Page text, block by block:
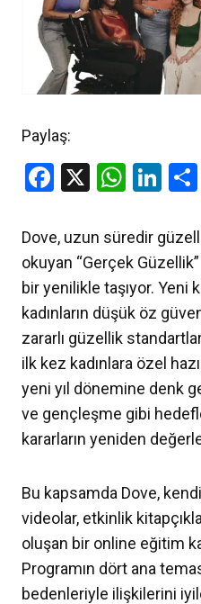
Paylaş:
Facebook
X
Dove, uzun süredir
okuyan “Gerçek
bir yenilikle taşıyor. Yeni
kadınların düşük öz
zararlı güzellik
ilk kez kadınlara özel
yeni yıl dönemine denk
ve gençleşme gibi
kararların yeniden
Bu kapsamda Dove,
videolar, etkinlik
oluşan bir online eğitim
Programın dört ana
bedenleriyle ilişkilerini